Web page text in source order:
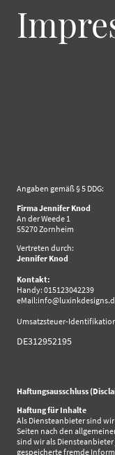
Angaben gemäß § 5 DDG:
Firma Jennifer Knod
An der Weede 1
55270 Zornheim
Vertreten durch:
Jennifer Knod
Kontakt:
Handy: 015123042239
Umsatzsteuer-
DE312952195
Haftungsausschluss
Haftung für Inhalte
Als Diensteanbieter sind
Seiten nach den
sind wir als
gespeicherte fremde